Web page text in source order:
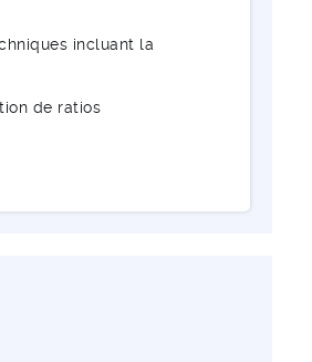
incluant la
de ratios